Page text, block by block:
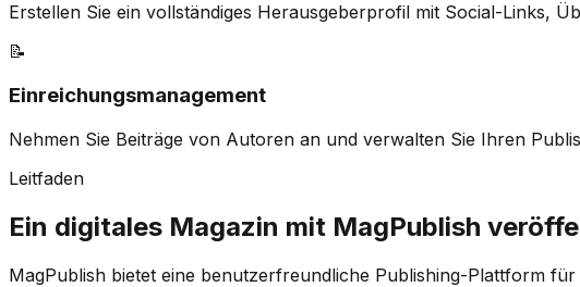
Erstellen Sie ein vollständiges Herausgeberprofil mit Social-Links,
📝
Einreichungsmanagement
Nehmen Sie Beiträge von Autoren an und verwalten Sie Ihren
Leitfaden
Ein digitales Magazin mit MagPublish
MagPublish bietet eine benutzerfreundliche Publishing-Plattform